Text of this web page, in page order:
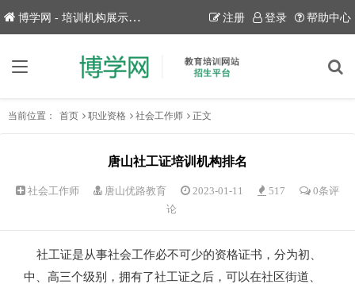
博学网 - 培训机构展示平台！ 注册 登录 帮助中心
当前位置： 首页 职业资格 社会工作师 正文
唐山社工证培训机构排名
社会工作师 唐山优路教育 2023-01-11 517
0条评
论
社工证是从事社会工作必不可少的资格证书，分为初、
中、高三个级别，拥有了社工证之后，可以在社区街道、